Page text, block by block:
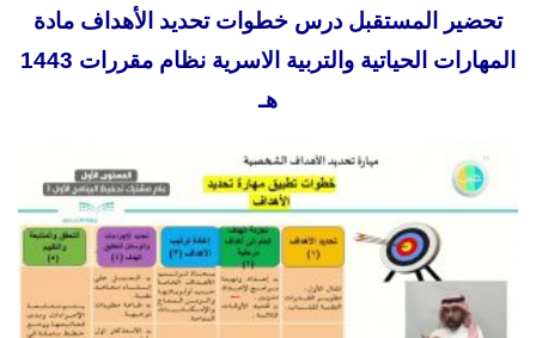
تحضير المستقبل درس خطوات تحديد الأهداف مادة
المهارات الحياتية والتربية الاسرية نظام مقررات 1443
هـ